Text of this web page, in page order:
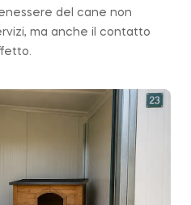
del cane non
ma anche il contatto